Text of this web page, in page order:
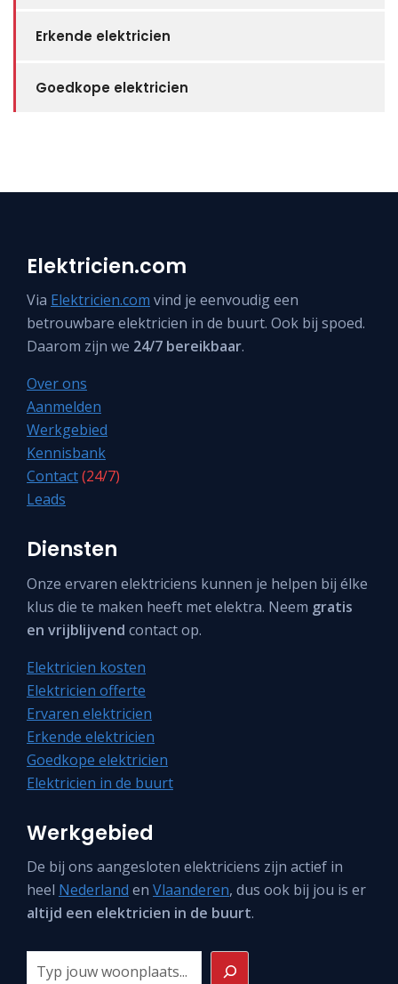
Erkende elektricien
Goedkope elektricien
Elektricien.com
Via Elektricien.com vind je eenvoudig een
betrouwbare elektricien in de buurt. Ook bij spoed.
Daarom zijn we 24/7 bereikbaar.
Over ons
Aanmelden
Werkgebied
Kennisbank
Contact(24/7)
Leads
Diensten
Onze ervaren elektriciens kunnen je helpen bij élke
klus die te maken heeft met elektra. Neem gratis
en vrijblijvend contact op.
Elektricien kosten
Elektricien offerte
Ervaren elektricien
Erkende elektricien
Goedkope elektricien
Elektricien in de buurt
Werkgebied
De bij ons aangesloten elektriciens zijn actief in
heel Nederland en Vlaanderen, dus ook bij jou is er
altijd een elektricien in de buurt.
Zoeken